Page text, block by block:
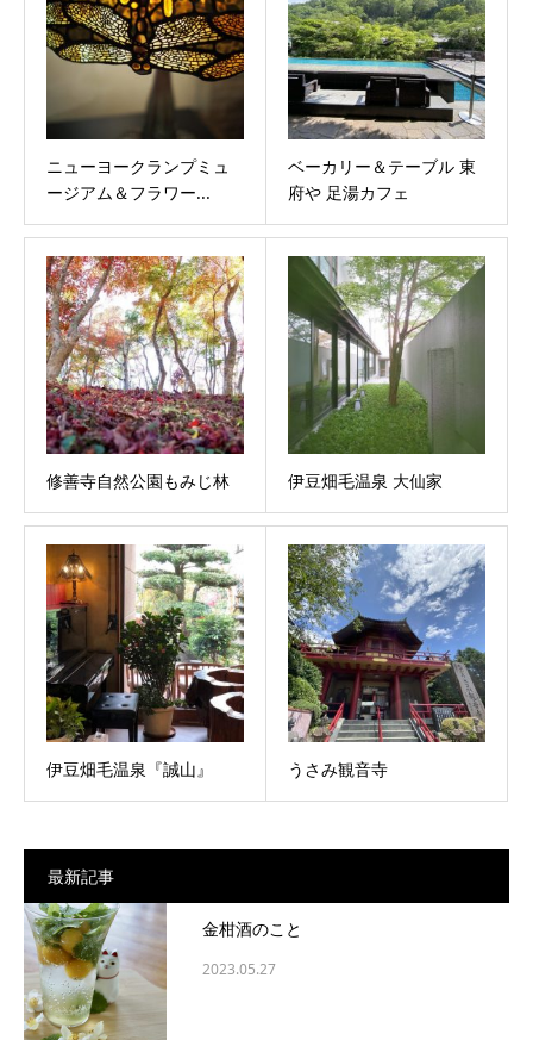
ニューヨークランプミュ
ージアム＆フラワー...
ベーカリー＆テーブル 東
府や 足湯カフェ
修善寺自然公園もみじ林 伊豆畑毛温泉 大仙家
伊豆畑毛温泉『誠山』 うさみ観音寺
最新記事
金柑酒のこと
2023.05.27